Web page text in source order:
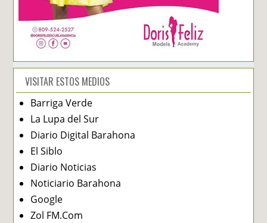
VISITAR ESTOS MEDIOS
Barriga Verde
La Lupa del Sur
Diario Digital Barahona
El Siblo
Diario Noticias
Noticiario Barahona
Google
Zol FM.Com